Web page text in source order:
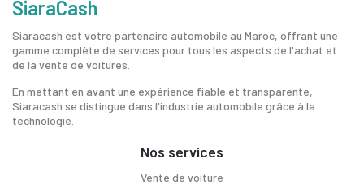
SiaraCash
Siaracash est votre partenaire automobile au Maroc, offrant une
gamme complète de services pour tous les aspects de l'achat et
de la vente de voitures.
En mettant en avant une expérience fiable et transparente,
Siaracash se distingue dans l'industrie automobile grâce à la
technologie.
Nos services
Vente de voiture